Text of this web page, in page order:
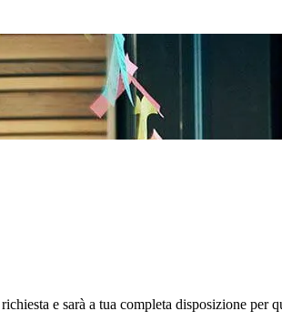
e sarà a tua completa disposizione per